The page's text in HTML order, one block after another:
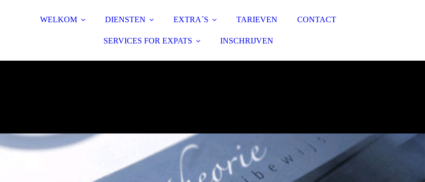
WELKOM DIENSTEN EXTRA´S TARIEVEN CONTACT
SERVICES FOR EXPATS INSCHRIJVEN